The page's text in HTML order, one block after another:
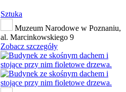
Sztuka
Muzeum Narodowe w Poznaniu,
al. Marcinkowskiego 9
Zobacz szczegóły